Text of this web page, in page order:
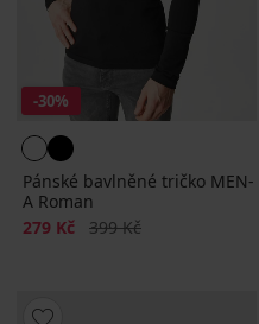
-30%
Pánské bavlněné tričko MEN-
A Roman
Sleva
279 Kč Původní cena
399 Kč